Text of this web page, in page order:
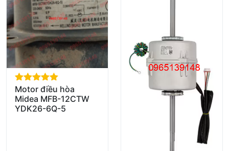
out of 5
Motor điều hòa
Midea MFB-12CTW
YDK26-6Q-5